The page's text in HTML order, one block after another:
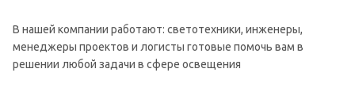
В нашей компании работают: светотехники, инженеры,
менеджеры проектов и логисты готовые помочь вам в
решении любой задачи в сфере освещения